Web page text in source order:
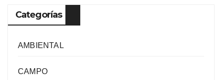
Categorías
AMBIENTAL
CAMPO